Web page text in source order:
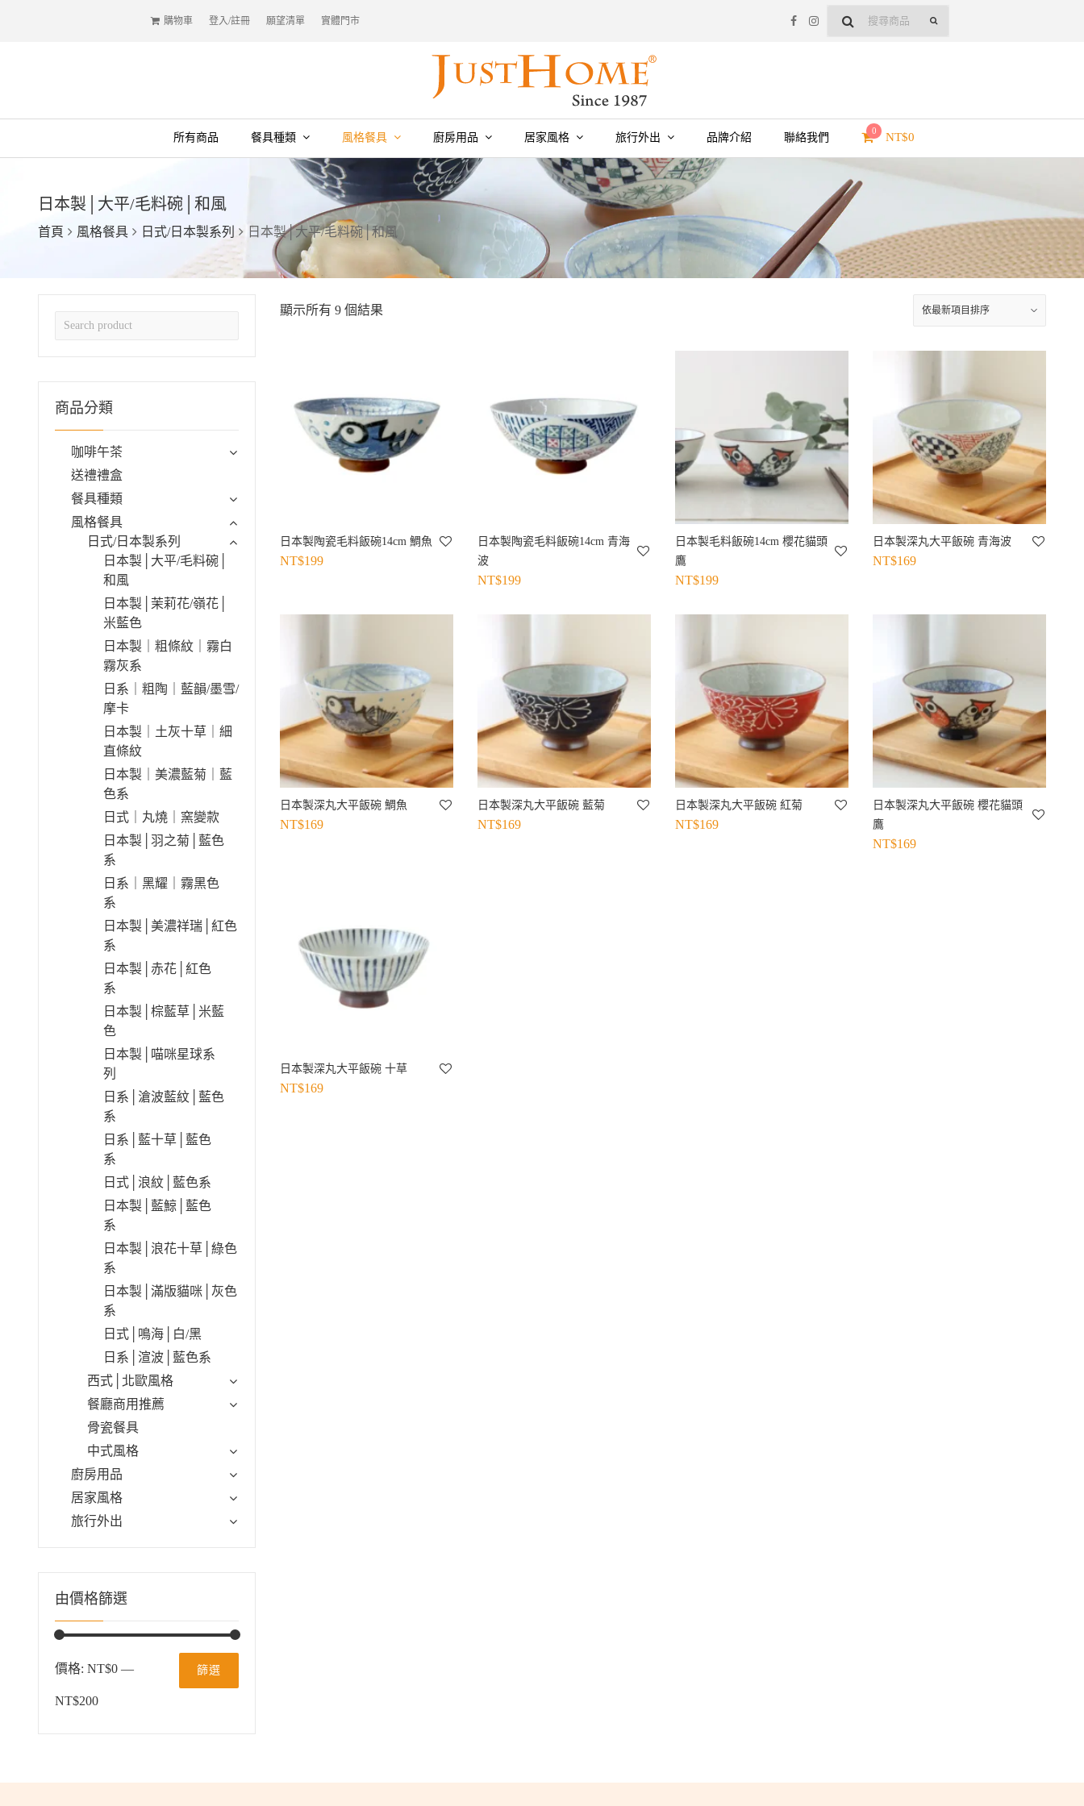
購物車 登入/註冊 願望清單 實體門市
所有商品 餐具種類 風格餐具 廚房用品 居家風格 旅行外出 品牌介紹 聯絡我們
0 NT$0
日本製│大平/毛料碗│和風
首頁 風格餐具 日式/日本製系列 日本製│大平/毛料碗│和風
顯示所有 9 個結果
日本製陶瓷毛料飯碗14cm 鯛魚
NT$199
日本製陶瓷毛料飯碗14cm 青海
波
NT$199
日本製毛料飯碗14cm 櫻花貓頭
鷹
NT$199
日本製深丸大平飯碗 青海波
NT$169
日本製深丸大平飯碗 鯛魚
NT$169
日本製深丸大平飯碗 藍菊
NT$169
日本製深丸大平飯碗 紅菊
NT$169
日本製深丸大平飯碗 櫻花貓頭
鷹
NT$169
日本製深丸大平飯碗 十草
NT$169
商品分類
咖啡午茶
送禮禮盒
餐具種類
風格餐具
日式/日本製系列
日本製│大平/毛料碗│
和風
日本製│茉莉花/嶺花│
米藍色
日本製｜粗條紋｜霧白
霧灰系
日系｜粗陶｜藍韻/墨雪/
摩卡
日本製｜土灰十草｜細
直條紋
日本製｜美濃藍菊｜藍
色系
日式｜丸燒｜窯變款
日本製│羽之菊│藍色
系
日系｜黑耀｜霧黑色
系
日本製│美濃祥瑞│紅色
系
日本製│赤花│紅色
系
日本製│棕藍草│米藍
色
日本製│喵咪星球系
列
日系│滄波藍紋│藍色
系
日系│藍十草│藍色
系
日式│浪紋│藍色系
日本製│藍鯨│藍色
系
日本製│浪花十草│綠色
系
日本製│滿版貓咪│灰色
系
日式│鳴海│白/黑
日系│渲波│藍色系
西式│北歐風格
餐廳商用推薦
骨瓷餐具
中式風格
廚房用品
居家風格
旅行外出
由價格篩選
篩選
價格: NT$0 —
NT$200